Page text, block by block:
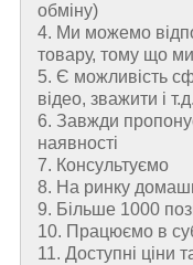
обміну)
4. Ми можемо
товару, тому що
5. Є можливість
відео, зважити і т.д.
6. Завжди
наявності
7. Консультуємо
8. На ринку
9. Більше 1000
10. Працюємо в
11. Доступні ціни